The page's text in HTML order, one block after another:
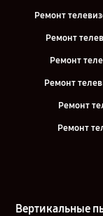
Ремонт
Ремонт
Ремонт
Ремонт
Ремонт
Ремонт
Вертикальные